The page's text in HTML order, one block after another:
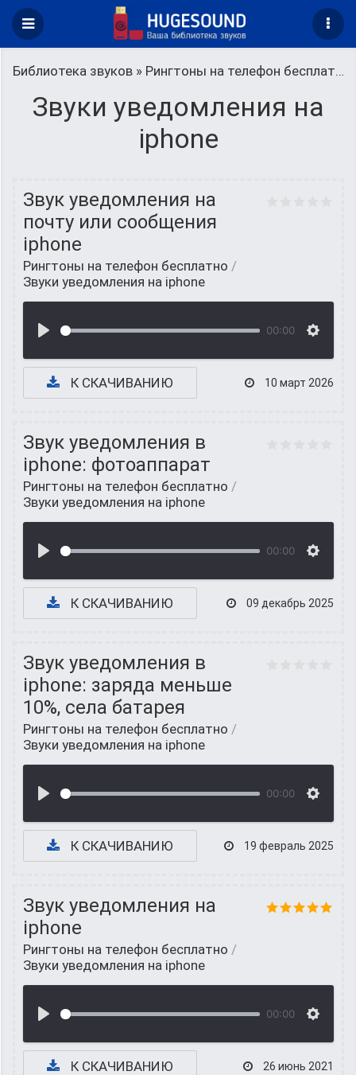
Библиотека звуков » Рингтоны на телефон бесплатно
Звуки уведомления на
iphone
Звук уведомления на
почту или сообщения
iphone
Рингтоны на телефон бесплатно /
Звуки уведомления на iphone
00:00
К СКАЧИВАНИЮ 10 март 2026
Звук уведомления в
iphone: фотоаппарат
Рингтоны на телефон бесплатно /
Звуки уведомления на iphone
00:00
К СКАЧИВАНИЮ 09 декабрь 2025
Звук уведомления в
iphone: заряда меньше
10%, села батарея
Рингтоны на телефон бесплатно /
Звуки уведомления на iphone
00:00
К СКАЧИВАНИЮ 19 февраль 2025
Звук уведомления на
iphone
Рингтоны на телефон бесплатно /
Звуки уведомления на iphone
00:00
К СКАЧИВАНИЮ 26 июнь 2021